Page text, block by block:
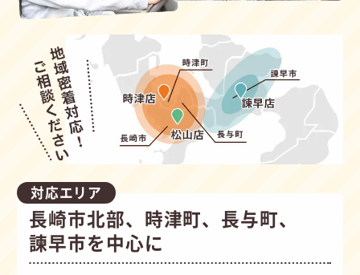
対応エリア
長崎市北部、時津町、長与町、
諫早市を中心に